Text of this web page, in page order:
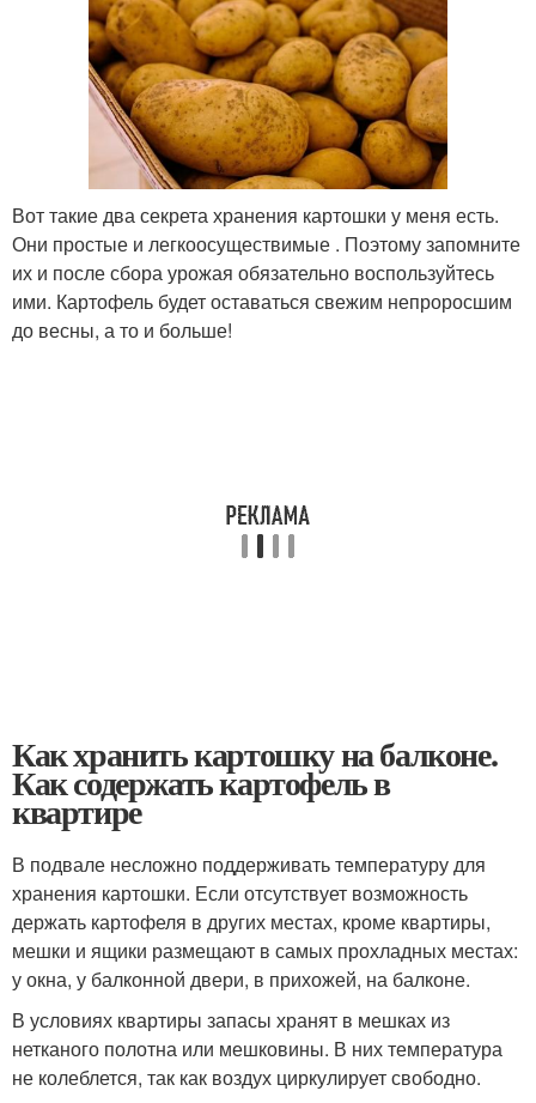
Вот такие два секрета хранения картошки у меня есть.
Они простые и легкоосуществимые . Поэтому запомните
их и после сбора урожая обязательно воспользуйтесь
ими. Картофель будет оставаться свежим непроросшим
до весны, а то и больше!
Как хранить картошку на балконе.
Как содержать картофель в
квартире
В подвале несложно поддерживать температуру для
хранения картошки. Если отсутствует возможность
держать картофеля в других местах, кроме квартиры,
мешки и ящики размещают в самых прохладных местах:
у окна, у балконной двери, в прихожей, на балконе.
В условиях квартиры запасы хранят в мешках из
нетканого полотна или мешковины. В них температура
не колеблется, так как воздух циркулирует свободно.